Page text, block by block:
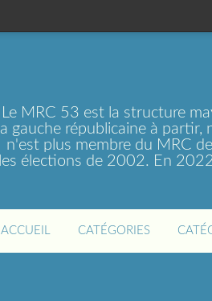
Le MRC 53 est la structure
la gauche républicaine à
n'est plus membre du MRC
les élections de 2002. En
ACCUEIL CATÉGORIES